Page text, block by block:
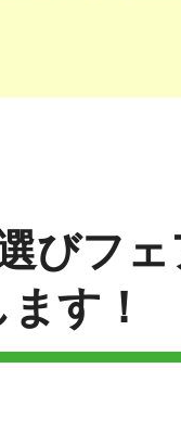
びフ
す！